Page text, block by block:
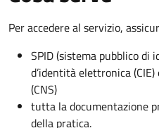
Per accedere al servizio,
SPID (sistema pubblico di
d’identità elettronica
(CNS)
tutta la documentazione
della pratica.